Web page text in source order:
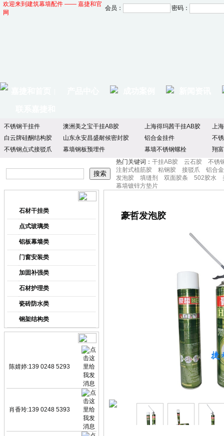
欢迎来到建筑幕墙配件 —— 嘉捷和官
网
会员： 密码：
不锈钢干挂件 澳洲美之宝干挂AB胶 上海得玛茜干挂AB胶
上
白云牌硅酮结构胶
山东永安昌盛耐候密封胶 铝合金挂件
不
不锈钢点式接驳爪
幕墙钢板预埋件 幕墙不锈钢螺栓
翔
热门关键词： 干挂AB胶 云石胶
不锈
注射式植筋胶
粘钢胶 接驳爪
铝合
发泡胶
填缝剂 双面胶条 502胶水
幕墙镀锌方垫片
石材干挂类
点式玻璃类
铝板幕墙类
门窗安装类
加固补强类
石材护理类
瓷砖防水类
钢架结构类
陈婧婷:139 0248 5293
肖香玲:139 0248 5393
豪哲发泡胶